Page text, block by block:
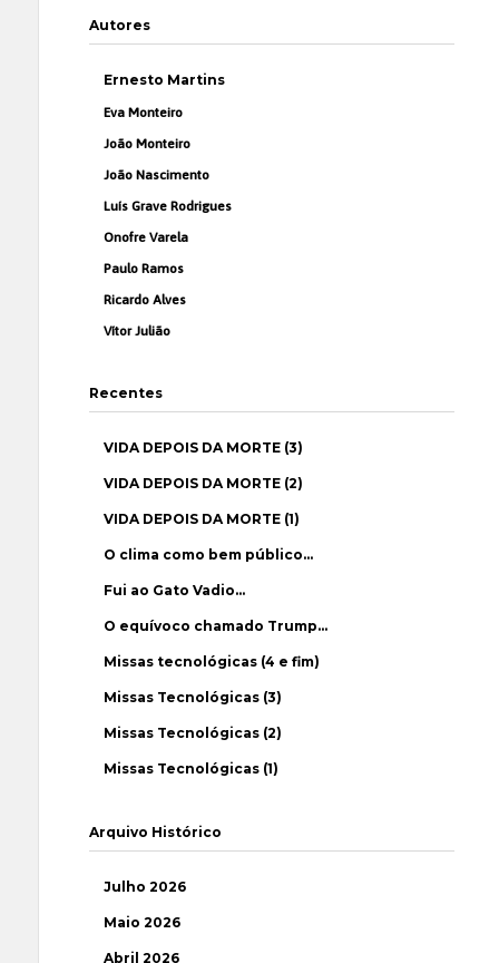
Autores
Ernesto Martins
Eva Monteiro
João Monteiro
João Nascimento
Luís Grave Rodrigues
Onofre Varela
Paulo Ramos
Ricardo Alves
Vítor Julião
Recentes
VIDA DEPOIS DA MORTE (3)
VIDA DEPOIS DA MORTE (2)
VIDA DEPOIS DA MORTE (1)
O clima como bem público…
Fui ao Gato Vadio…
O equívoco chamado Trump…
Missas tecnológicas (4 e fim)
Missas Tecnológicas (3)
Missas Tecnológicas (2)
Missas Tecnológicas (1)
Arquivo Histórico
Julho 2026
Maio 2026
Abril 2026